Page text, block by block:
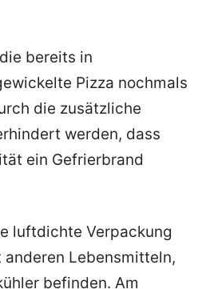
bereits in
Pizza nochmals
die zusätzliche
werden, dass
ein Gefrierbrand
luftdichte Verpackung
Lebensmitteln,
befinden. Am